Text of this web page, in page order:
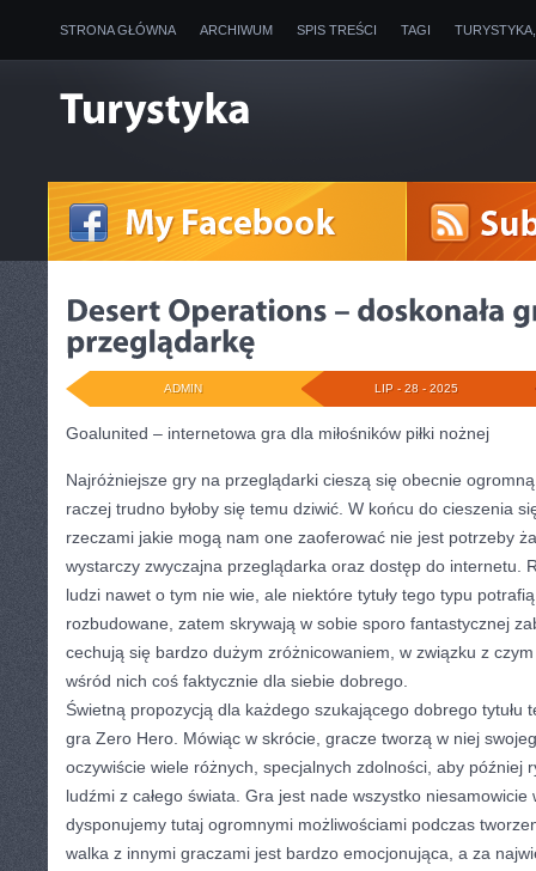
STRONA GŁÓWNA ARCHIWUM SPIS TREŚCI TAGI
LIP - 28 - 2025
ADMIN
Goalunited – internetowa gra dla miłośników piłki nożnej
Najróżniejsze gry na przeglądarki cieszą się obecnie
raczej trudno byłoby się temu dziwić. W końcu do cieszenia
rzeczami jakie mogą nam one zaoferować nie jest potrzeby
wystarczy zwyczajna przeglądarka oraz dostęp do internetu.
ludzi nawet o tym nie wie, ale niektóre tytuły tego typu
rozbudowane, zatem skrywają w sobie sporo fantastycznej
cechują się bardzo dużym zróżnicowaniem, w związku z
wśród nich coś faktycznie dla siebie dobrego.
Świetną propozycją dla każdego szukającego dobrego tytułu
gra Zero Hero. Mówiąc w skrócie, gracze tworzą w niej
oczywiście wiele różnych, specjalnych zdolności, aby później
ludźmi z całego świata. Gra jest nade wszystko
dysponujemy tutaj ogromnymi możliwościami podczas
walka z innymi graczami jest bardzo emocjonująca, a za